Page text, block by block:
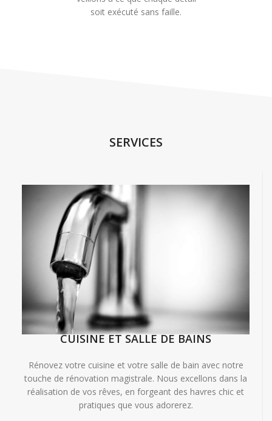
soit exécuté sans faille.
SERVICES
CUISINE ET SALLE DE BAINS
Rénovez votre cuisine et votre salle de bain avec notre
touche de rénovation magistrale. Nous excellons dans la
réalisation de vos rêves, en forgeant des havres chic et
pratiques que vous adorerez.